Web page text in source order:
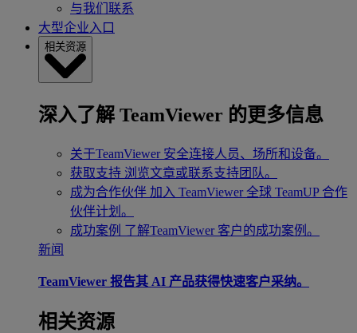
与我们联系
大型企业入口
相关资源
深入了解 TeamViewer 的更多信息
关于TeamViewer 安全连接人员、场所和设备。
获取支持 浏览文章或联系支持团队。
成为合作伙伴 加入 TeamViewer 全球 TeamUP 合作
伙伴计划。
成功案例 了解TeamViewer 客户的成功案例。
新闻
TeamViewer 报告其 AI 产品获得快速客户采纳。
相关资源